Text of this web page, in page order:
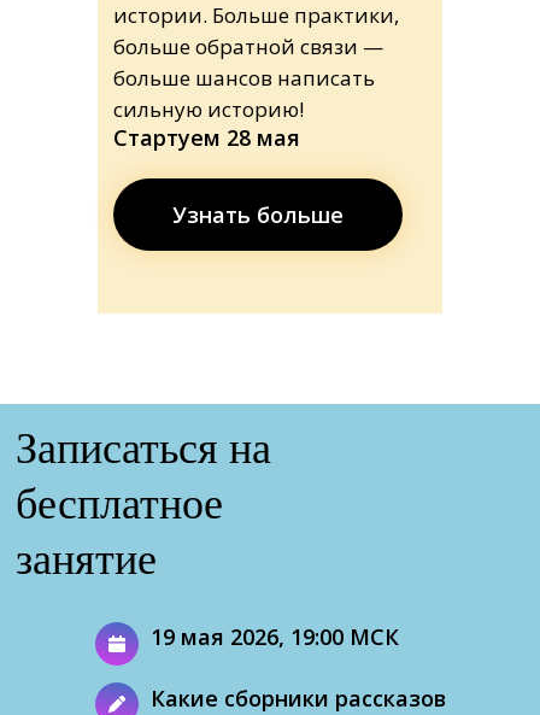
истории. Больше практики,
больше обратной связи —
больше шансов написать
сильную историю!
Стартуем 28 мая
Узнать больше
Какие сборники рассказов
19 мая 2026, 19:00 МСК
Записаться на
бесплатное
занятие